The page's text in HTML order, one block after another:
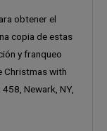
obtener el
copia de estas
y franqueo
Christmas with
Newark, NY,